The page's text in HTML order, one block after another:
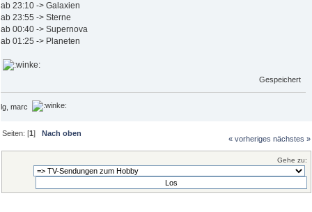
ab 23:10 -> Galaxien
ab 23:55 -> Sterne
ab 00:40 -> Supernova
ab 01:25 -> Planeten
Gespeichert
lg, marc
Seiten: [1]Nach oben
« vorheriges nächstes »
Gehe zu: